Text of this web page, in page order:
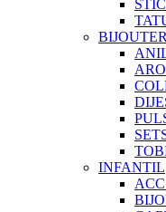
INFANTIL